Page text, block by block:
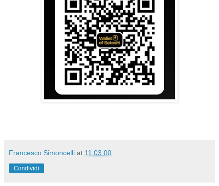
Francesco Simoncelli at 11:03:00
Condividi